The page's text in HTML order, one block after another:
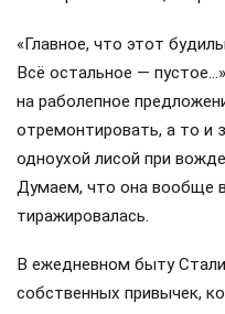
«Главное, что этот
Всё остальное —
на раболепное
отремонтировать, а то и
одноухой лисой при
Думаем, что она вообще
тиражировалась.
В ежедневном быту
собственных привычек,